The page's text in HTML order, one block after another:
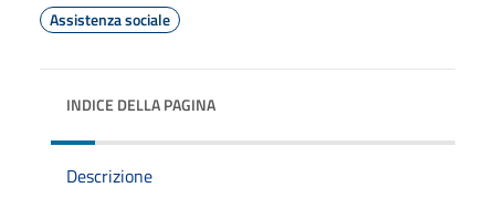
Assistenza sociale
INDICE DELLA PAGINA
Descrizione